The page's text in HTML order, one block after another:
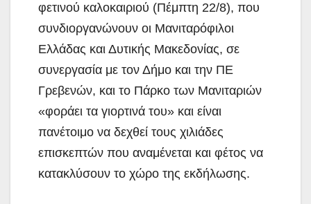
φετινού καλοκαιριού (Πέμπτη 22/8), που
συνδιοργανώνουν οι Μανιταρόφιλοι
Ελλάδας και Δυτικής Μακεδονίας, σε
συνεργασία με τον Δήμο και την ΠΕ
Γρεβενών, και το Πάρκο των Μανιταριών
«φοράει τα γιορτινά του» και είναι
πανέτοιμο να δεχθεί τους χιλιάδες
επισκεπτών που αναμένεται και φέτος να
κατακλύσουν το χώρο της εκδήλωσης.